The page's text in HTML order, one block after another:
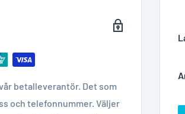
betalleverantör. Det som
och telefonnummer. Väljer